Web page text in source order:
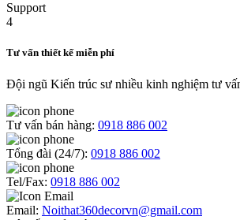
Tư vấn thiết kế miễn phí
Đội ngũ Kiến trúc sư nhiều kinh nghiệm tư
Tư vấn bán hàng: 0918 886 002
Tổng đài (24/7): 0918 886 002
Tel/Fax: 0918 886 002
Email: Noithat360decorvn@gmail.com